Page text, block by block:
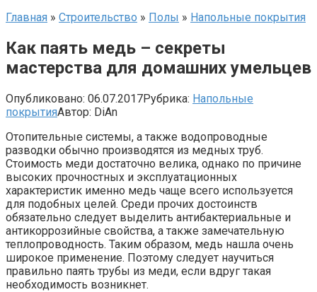
Главная » Строительство » Полы » Напольные покрытия
Как паять медь – секреты
мастерства для домашних умельцев
Опубликовано: 06.07.2017Рубрика: Напольные
покрытияАвтор: DiAn
Отопительные системы, а также водопроводные
разводки обычно производятся из медных труб.
Стоимость меди достаточно велика, однако по причине
высоких прочностных и эксплуатационных
характеристик именно медь чаще всего используется
для подобных целей. Среди прочих достоинств
обязательно следует выделить антибактериальные и
антикоррозийные свойства, а также замечательную
теплопроводность. Таким образом, медь нашла очень
широкое применение. Поэтому следует научиться
правильно паять трубы из меди, если вдруг такая
необходимость возникнет.